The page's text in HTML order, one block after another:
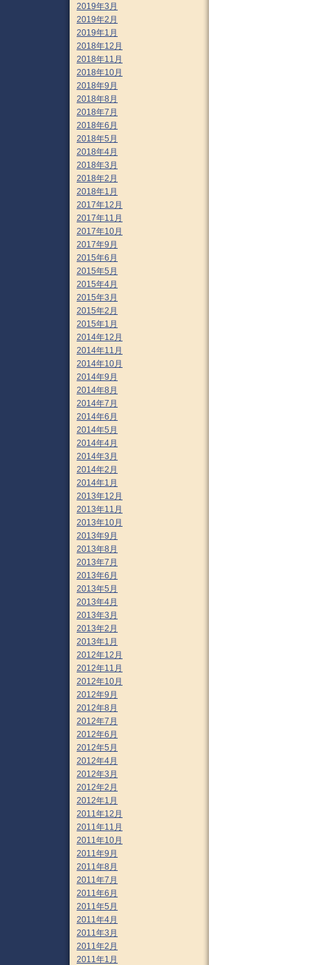
2019年3月
2019年2月
2019年1月
2018年12月
2018年11月
2018年10月
2018年9月
2018年8月
2018年7月
2018年6月
2018年5月
2018年4月
2018年3月
2018年2月
2018年1月
2017年12月
2017年11月
2017年10月
2017年9月
2015年6月
2015年5月
2015年4月
2015年3月
2015年2月
2015年1月
2014年12月
2014年11月
2014年10月
2014年9月
2014年8月
2014年7月
2014年6月
2014年5月
2014年4月
2014年3月
2014年2月
2014年1月
2013年12月
2013年11月
2013年10月
2013年9月
2013年8月
2013年7月
2013年6月
2013年5月
2013年4月
2013年3月
2013年2月
2013年1月
2012年12月
2012年11月
2012年10月
2012年9月
2012年8月
2012年7月
2012年6月
2012年5月
2012年4月
2012年3月
2012年2月
2012年1月
2011年12月
2011年11月
2011年10月
2011年9月
2011年8月
2011年7月
2011年6月
2011年5月
2011年4月
2011年3月
2011年2月
2011年1月